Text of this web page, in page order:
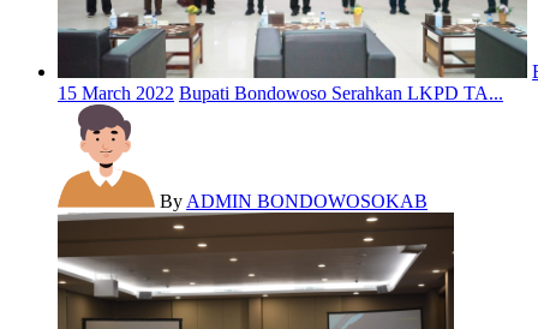
15 March 2022 Bupati Bondowoso Serahkan LKPD TA...
By ADMIN BONDOWOSOKAB